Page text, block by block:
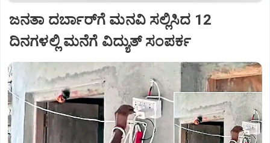
ಜನತಾ ದರ್ಬಾರ್‌ಗೆ ಮನವಿ ಸಲ್ಲಿಸಿದ 12
ದಿನಗಳಲ್ಲಿ ಮನೆಗೆ ವಿದ್ಯುತ್ ಸಂಪರ್ಕ